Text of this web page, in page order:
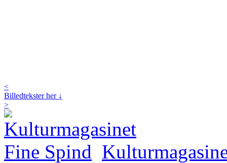
<
Billedtekster her ↓
>